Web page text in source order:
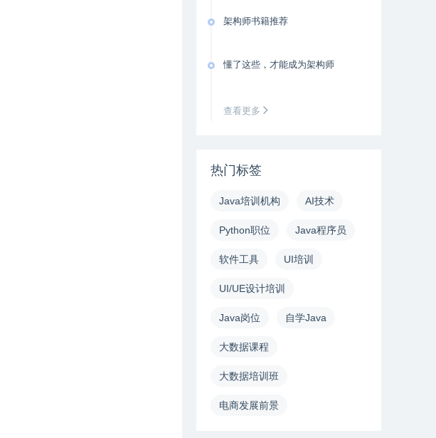
架构师书籍推荐
懂了这些，才能成为架构师
查看更多
热门标签
Java培训机构 AI技术
Python职位 Java程序员
软件工具 UI培训
UI/UE设计培训
Java岗位 自学Java
大数据课程
大数据培训班
电商发展前景